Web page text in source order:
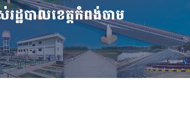
ដ្ឋបាលខេត្តកំពង់ចាម